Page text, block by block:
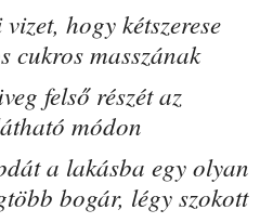
hogy kétszerese
cukros masszának
felső részét az
módon
a lakásba egy olyan
bogár, légy szokott